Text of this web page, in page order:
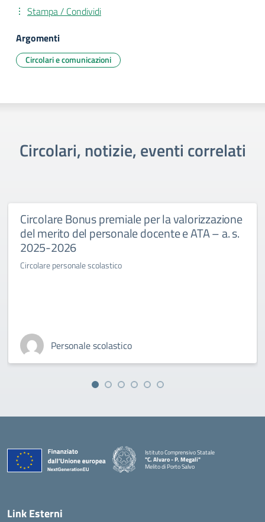
Stampa / Condividi
Argomenti
Circolari e comunicazioni
Circolari, notizie, eventi correlati
Circolare Bonus premiale per la valorizzazione
del merito del personale docente e ATA – a. s.
2025-2026
Circolare personale scolastico
Personale scolastico
Istituto Comprensivo Statale
"C. Alvaro - P. Megali"
Melito di Porto Salvo
Link Esterni